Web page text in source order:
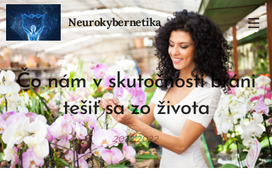
Neurokybernetika
Čo nám v skutočnosti bráni
tešiť sa zo života
20.12.2022